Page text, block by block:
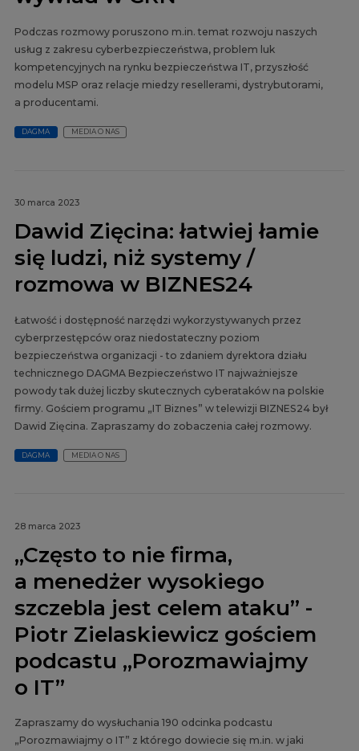
Podczas rozmowy poruszono m.in. temat rozwoju naszych
usług z zakresu cyberbezpieczeństwa, problem luk
kompetencyjnych na rynku bezpieczeństwa IT, przyszłość
modelu MSP oraz relacje miedzy resellerami, dystrybutorami,
a producentami.
DAGMA MEDIA O NAS
30 marca 2023
Dawid Zięcina: łatwiej łamie
się ludzi, niż systemy /
rozmowa w BIZNES24
Łatwość i dostępność narzędzi wykorzystywanych przez
cyberprzestępców oraz niedostateczny poziom
bezpieczeństwa organizacji - to zdaniem dyrektora działu
technicznego DAGMA Bezpieczeństwo IT najważniejsze
powody tak dużej liczby skutecznych cyberataków na polskie
firmy. Gościem programu „IT Biznes” w telewizji BIZNES24 był
Dawid Zięcina. Zapraszamy do zobaczenia całej rozmowy.
DAGMA MEDIA O NAS
28 marca 2023
„Często to nie firma,
a menedżer wysokiego
szczebla jest celem ataku” -
Piotr Zielaskiewicz gościem
podcastu „Porozmawiajmy
o IT”
Zapraszamy do wysłuchania 190 odcinka podcastu
„Porozmawiajmy o IT” z którego dowiecie się m.in. w jaki